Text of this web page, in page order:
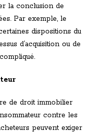
la conclusion de
Par exemple, le
dispositions du
d’acquisition ou de
de droit immobilier
contre les
peuvent exiger